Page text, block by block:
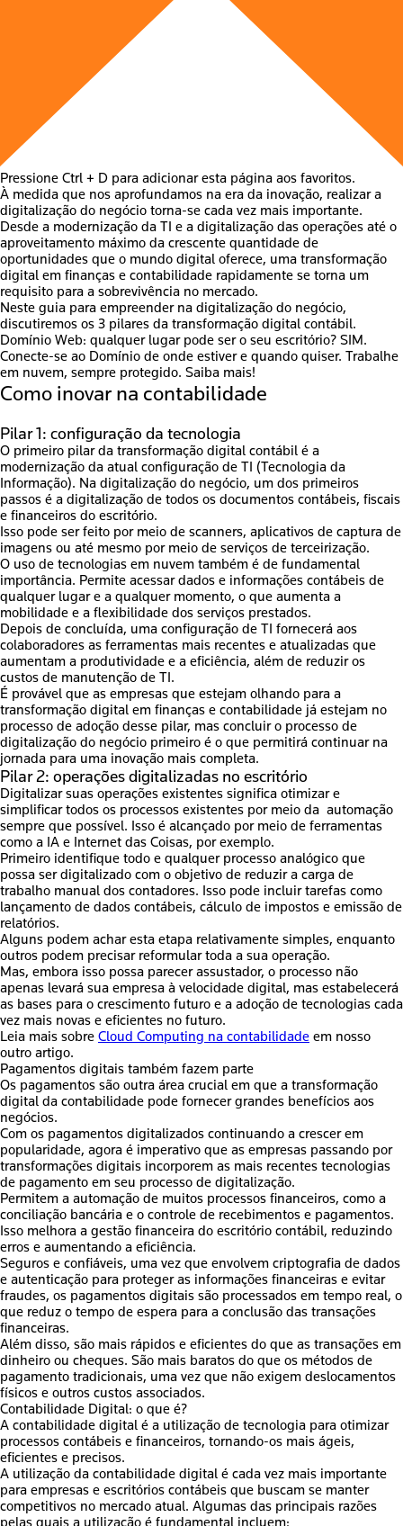
Pressione Ctrl + D para adicionar esta página aos favoritos.
À medida que nos aprofundamos na era da inovação, realizar a
digitalização do negócio torna-se cada vez mais importante.
Desde a modernização da TI e a digitalização das operações até o
aproveitamento máximo da crescente quantidade de
oportunidades que o mundo digital oferece, uma transformação
digital em finanças e contabilidade rapidamente se torna um
requisito para a sobrevivência no mercado.
Neste guia para empreender na digitalização do negócio,
discutiremos os 3 pilares da transformação digital contábil.
Domínio Web: qualquer lugar pode ser o seu escritório? SIM.
Conecte-se ao Domínio de onde estiver e quando quiser. Trabalhe
em nuvem, sempre protegido. Saiba mais!
Como inovar na contabilidade
Pilar 1: configuração da tecnologia
O primeiro pilar da transformação digital contábil é a
modernização da atual configuração de TI (Tecnologia da
Informação). Na digitalização do negócio, um dos primeiros
passos é a digitalização de todos os documentos contábeis, fiscais
e financeiros do escritório.
Isso pode ser feito por meio de scanners, aplicativos de captura de
imagens ou até mesmo por meio de serviços de terceirização.
O uso de tecnologias em nuvem também é de fundamental
importância. Permite acessar dados e informações contábeis de
qualquer lugar e a qualquer momento, o que aumenta a
mobilidade e a flexibilidade dos serviços prestados.
Depois de concluída, uma configuração de TI fornecerá aos
colaboradores as ferramentas mais recentes e atualizadas que
aumentam a produtividade e a eficiência, além de reduzir os
custos de manutenção de TI.
É provável que as empresas que estejam olhando para a
transformação digital em finanças e contabilidade já estejam no
processo de adoção desse pilar, mas concluir o processo de
digitalização do negócio primeiro é o que permitirá continuar na
jornada para uma inovação mais completa.
Pilar 2: operações digitalizadas no escritório
Digitalizar suas operações existentes significa otimizar e
simplificar todos os processos existentes por meio da automação
sempre que possível. Isso é alcançado por meio de ferramentas
como a IA e Internet das Coisas, por exemplo.
Primeiro identifique todo e qualquer processo analógico que
possa ser digitalizado com o objetivo de reduzir a carga de
trabalho manual dos contadores. Isso pode incluir tarefas como
lançamento de dados contábeis, cálculo de impostos e emissão de
relatórios.
Alguns podem achar esta etapa relativamente simples, enquanto
outros podem precisar reformular toda a sua operação.
Mas, embora isso possa parecer assustador, o processo não
apenas levará sua empresa à velocidade digital, mas estabelecerá
as bases para o crescimento futuro e a adoção de tecnologias cada
vez mais novas e eficientes no futuro.
Leia mais sobre Cloud Computing na contabilidade em nosso
outro artigo.
Pagamentos digitais também fazem parte
Os pagamentos são outra área crucial em que a transformação
digital da contabilidade pode fornecer grandes benefícios aos
negócios.
Com os pagamentos digitalizados continuando a crescer em
popularidade, agora é imperativo que as empresas passando por
transformações digitais incorporem as mais recentes tecnologias
de pagamento em seu processo de digitalização.
Permitem a automação de muitos processos financeiros, como a
conciliação bancária e o controle de recebimentos e pagamentos.
Isso melhora a gestão financeira do escritório contábil, reduzindo
erros e aumentando a eficiência.
Seguros e confiáveis, uma vez que envolvem criptografia de dados
e autenticação para proteger as informações financeiras e evitar
fraudes, os pagamentos digitais são processados em tempo real, o
que reduz o tempo de espera para a conclusão das transações
financeiras.
Além disso, são mais rápidos e eficientes do que as transações em
dinheiro ou cheques. São mais baratos do que os métodos de
pagamento tradicionais, uma vez que não exigem deslocamentos
físicos e outros custos associados.
Contabilidade Digital: o que é?
A contabilidade digital é a utilização de tecnologia para otimizar
processos contábeis e financeiros, tornando-os mais ágeis,
eficientes e precisos.
A utilização da contabilidade digital é cada vez mais importante
para empresas e escritórios contábeis que buscam se manter
competitivos no mercado atual. Algumas das principais razões
pelas quais a utilização é fundamental incluem: